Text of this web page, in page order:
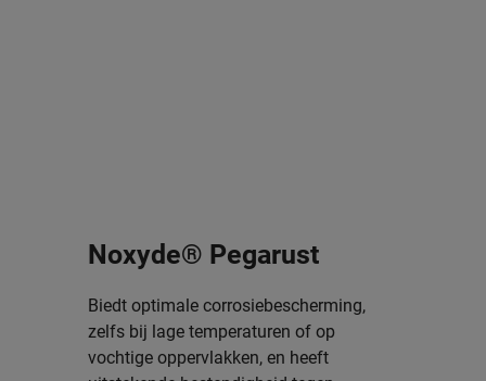
Noxyde® Pegarust
Biedt optimale corrosiebescherming,
zelfs bij lage temperaturen of op
vochtige oppervlakken, en heeft